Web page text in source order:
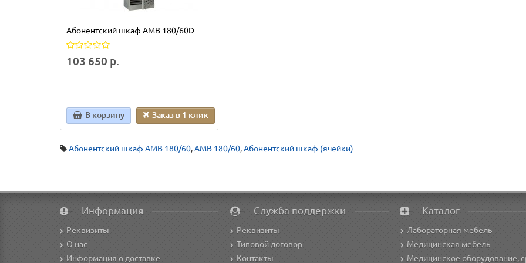
Абонентский шкаф AMB 180/60D
103 650 р.
В корзину Заказ в 1 клик
Абонентский шкаф AMB 180/60,AMB 180/60,Абонентский шкаф (ячейки)
Информация
Реквизиты
О нас
Информация о доставке
Служба поддержки
Реквизиты
Типовой договор
Контакты
Каталог
Лабораторная мебель
Медицинская мебель
Медицинское оборудование,